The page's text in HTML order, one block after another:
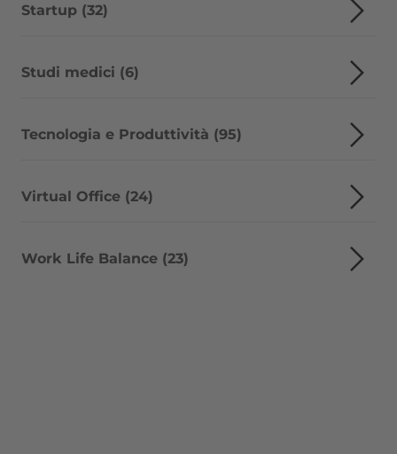
Startup (32)
Studi medici (6)
Tecnologia e Produttività (95)
Virtual Office (24)
Work Life Balance (23)